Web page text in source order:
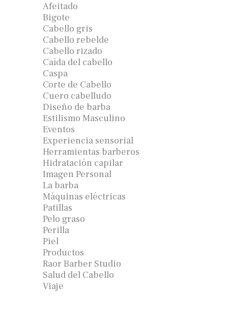
Afeitado
Bigote
Cabello gris
Cabello rebelde
Cabello rizado
Caída del cabello
Caspa
Corte de Cabello
Cuero cabelludo
Diseño de barba
Estilismo Masculino
Eventos
Experiencia sensorial
Herramientas barberos
Hidratación capilar
Imagen Personal
La barba
Máquinas eléctricas
Patillas
Pelo graso
Perilla
Piel
Productos
Raor Barber Studio
Salud del Cabello
Viaje